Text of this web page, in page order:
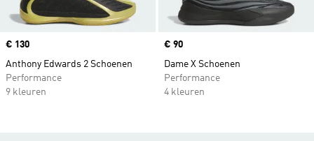
Price
€ 130
Anthony Edwards 2 Schoenen
Performance
9 kleuren
Price
€ 90
Dame X Schoenen
Performance
4 kleuren